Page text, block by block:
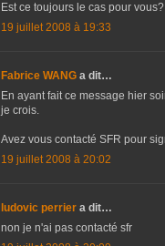
Est ce toujours le cas pour vous?
19 juillet 2008 à 19:33
Fabrice WANG a dit…
En ayant fait ce message hier
je crois.
Avez vous contacté SFR pour
19 juillet 2008 à 20:02
ludovic perrier a dit…
non je n'ai pas contacté sfr